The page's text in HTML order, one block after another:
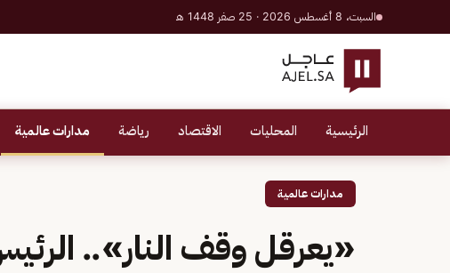
السبت، 8 أغسطس 2026 · 25 صفر 1448 هـ
الرئيسية المحليات الاقتصاد رياضة مدارات عالمية
مدارات عالمية
«يعرقل وقف النار»..